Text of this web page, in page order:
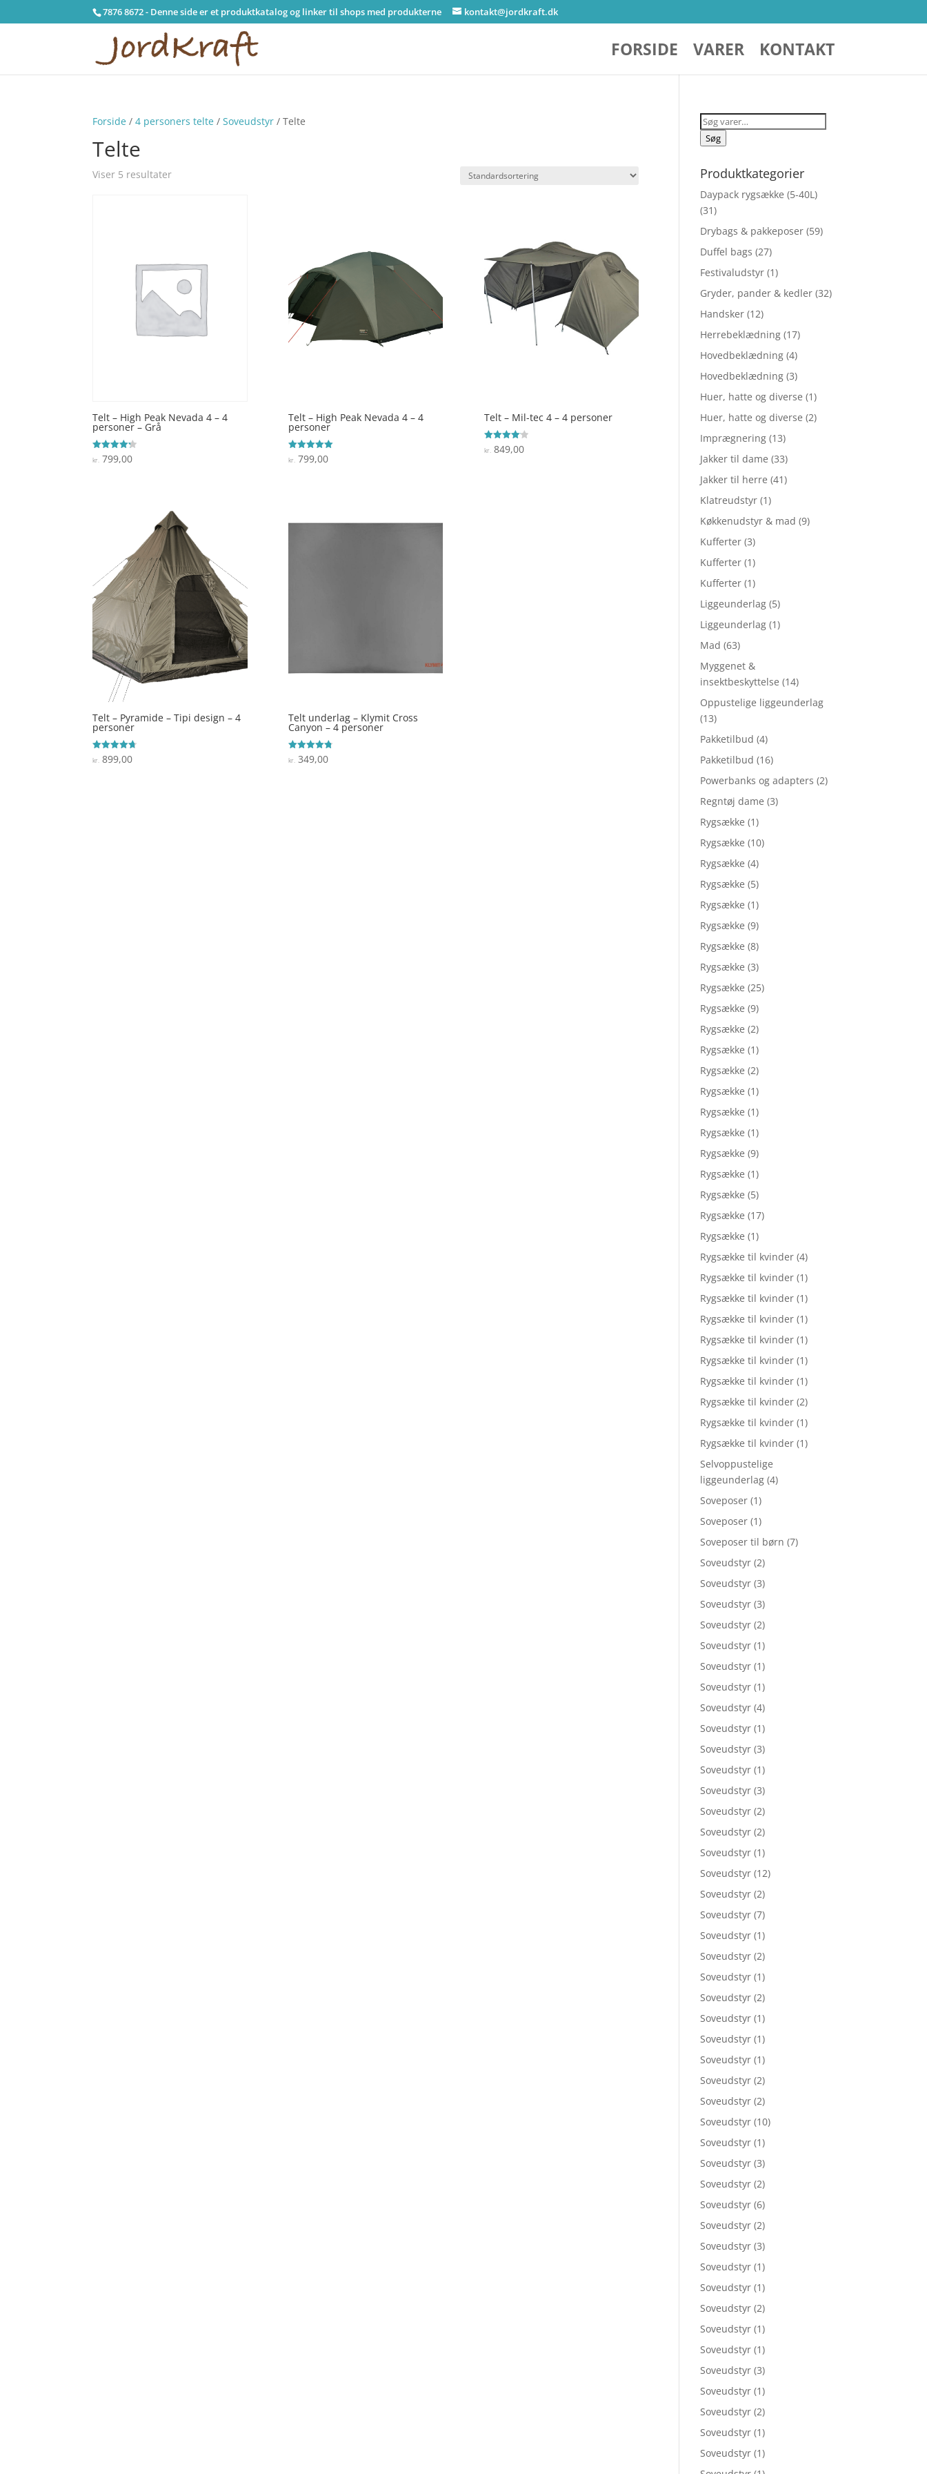
7876 8672 - Denne side er et produktkatalog og linker til shops med produkterne kontakt@jordkraft.dk
FORSIDE VARER KONTAKT
Forside /4 personers telte /Soveudstyr / Telte
Telte
Viser 5 resultater
Telt – High Peak Nevada 4 – 4
personer – Grå
Vurderet
4.2
kr. 799,00
Telt – High Peak Nevada 4 – 4
personer
Vurderet
5
kr. 799,00
Telt – Mil-tec 4 – 4 personer
Vurderet
4.1
kr. 849,00
Telt – Pyramide – Tipi design – 4
personer
Vurderet
4.7
kr. 899,00
Telt underlag – Klymit Cross
Canyon – 4 personer
Vurderet
4.8
kr.349,00
Søg
efter:
Søg
Produktkategorier
Daypack rygsække (5-40L)
(31)
Drybags & pakkeposer (59)
Duffel bags (27)
Festivaludstyr (1)
Gryder, pander & kedler (32)
Handsker (12)
Herrebeklædning (17)
Hovedbeklædning (4)
Hovedbeklædning (3)
Huer, hatte og diverse (1)
Huer, hatte og diverse (2)
Imprægnering (13)
Jakker til dame (33)
Jakker til herre (41)
Klatreudstyr (1)
Køkkenudstyr & mad (9)
Kufferter (3)
Kufferter (1)
Kufferter (1)
Liggeunderlag (5)
Liggeunderlag (1)
Mad (63)
Myggenet &
insektbeskyttelse (14)
Oppustelige liggeunderlag
(13)
Pakketilbud (4)
Pakketilbud (16)
Powerbanks og adapters (2)
Regntøj dame (3)
Rygsække (1)
Rygsække (10)
Rygsække (4)
Rygsække (5)
Rygsække (1)
Rygsække (9)
Rygsække (8)
Rygsække (3)
Rygsække (25)
Rygsække (9)
Rygsække (2)
Rygsække (1)
Rygsække (2)
Rygsække (1)
Rygsække (1)
Rygsække (1)
Rygsække (9)
Rygsække (1)
Rygsække (5)
Rygsække (17)
Rygsække (1)
Rygsække til kvinder (4)
Rygsække til kvinder (1)
Rygsække til kvinder (1)
Rygsække til kvinder (1)
Rygsække til kvinder (1)
Rygsække til kvinder (1)
Rygsække til kvinder (1)
Rygsække til kvinder (2)
Rygsække til kvinder (1)
Rygsække til kvinder (1)
Selvoppustelige
liggeunderlag (4)
Soveposer (1)
Soveposer (1)
Soveposer til børn (7)
Soveudstyr (2)
Soveudstyr (3)
Soveudstyr (3)
Soveudstyr (2)
Soveudstyr (1)
Soveudstyr (1)
Soveudstyr (1)
Soveudstyr (4)
Soveudstyr (1)
Soveudstyr (3)
Soveudstyr (1)
Soveudstyr (3)
Soveudstyr (2)
Soveudstyr (2)
Soveudstyr (1)
Soveudstyr (12)
Soveudstyr (2)
Soveudstyr (7)
Soveudstyr (1)
Soveudstyr (2)
Soveudstyr (1)
Soveudstyr (2)
Soveudstyr (1)
Soveudstyr (1)
Soveudstyr (1)
Soveudstyr (2)
Soveudstyr (2)
Soveudstyr (10)
Soveudstyr (1)
Soveudstyr (3)
Soveudstyr (2)
Soveudstyr (6)
Soveudstyr (2)
Soveudstyr (3)
Soveudstyr (1)
Soveudstyr (1)
Soveudstyr (2)
Soveudstyr (1)
Soveudstyr (1)
Soveudstyr (3)
Soveudstyr (1)
Soveudstyr (2)
Soveudstyr (1)
Soveudstyr (1)